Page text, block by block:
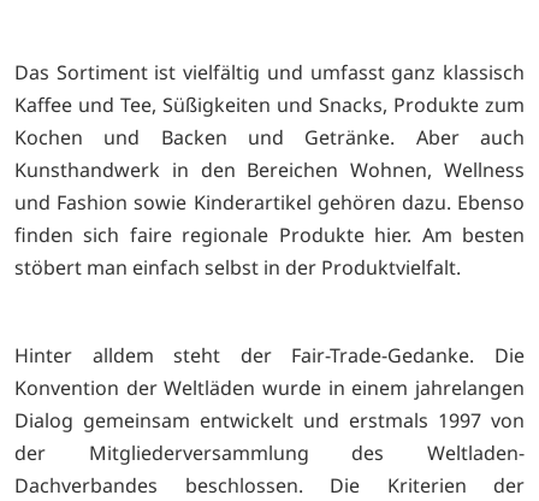
Das Sortiment ist vielfältig und umfasst ganz klassisch
Kaffee und Tee, Süßigkeiten und Snacks, Produkte zum
Kochen und Backen und Getränke. Aber auch
Kunsthandwerk in den Bereichen Wohnen, Wellness
und Fashion sowie Kinderartikel gehören dazu. Ebenso
finden sich faire regionale Produkte hier. Am besten
stöbert man einfach selbst in der Produktvielfalt.
Hinter alldem steht der Fair-Trade-Gedanke. Die
Konvention der Weltläden wurde in einem jahrelangen
Dialog gemeinsam entwickelt und erstmals 1997 von
der Mitgliederversammlung des Weltladen-
Dachverbandes beschlossen. Die Kriterien der